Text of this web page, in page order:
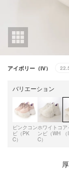
アイボリー（IV）
バリエーション
ピンクコン
ビ（PK
C）
ホワイトコ
ンビ（WH
C）
ア